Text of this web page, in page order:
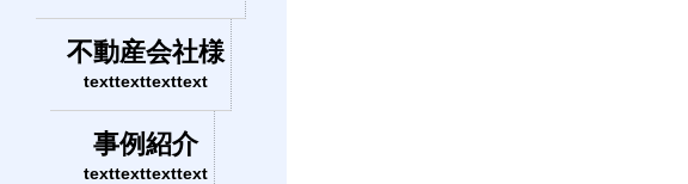
不動産会社様
texttexttexttext
事例紹介
texttexttexttext